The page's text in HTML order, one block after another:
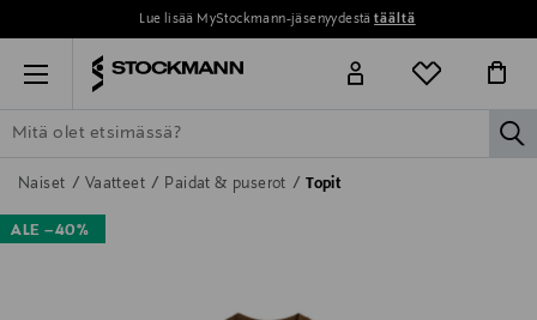
Lue lisää MyStockmann-jäsenyydestätäältä
Menu
ETSI KAIKKI NAISET MIEHET LAPSET
Naiset Vaatteet Paidat & puserot Topit
ALE –40%